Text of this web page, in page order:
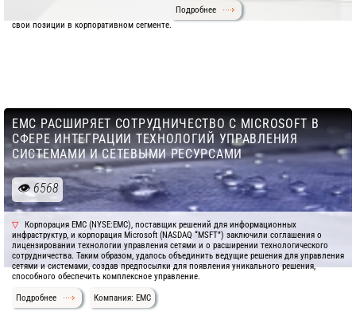
свои позиции в корпоративном сегменте.
Подробнее
EMC РАСШИРЯЕТ СОТРУДНИЧЕСТВО С MICROSOFT В
СФЕРЕ ИНТЕГРАЦИИ ТЕХНОЛОГИЙ УПРАВЛЕНИЯ
СИСТЕМАМИ И СЕТЕВЫМИ РЕСУРСАМИ
6568
Корпорация EMC (NYSE:EMC), поставщик решений для информационных
инфраструктур, и корпорация Microsoft (NASDAQ “MSFT”) заключили соглашения о
лицензировании технологии управления сетями и о расширении технологического
сотрудничества. Таким образом, удалось объединить ведущие решения для управления
сетями и системами, создав предпосылки для появления уникального решения,
способного обеспечить комплексное управление.
Подробнее Компания: EMC